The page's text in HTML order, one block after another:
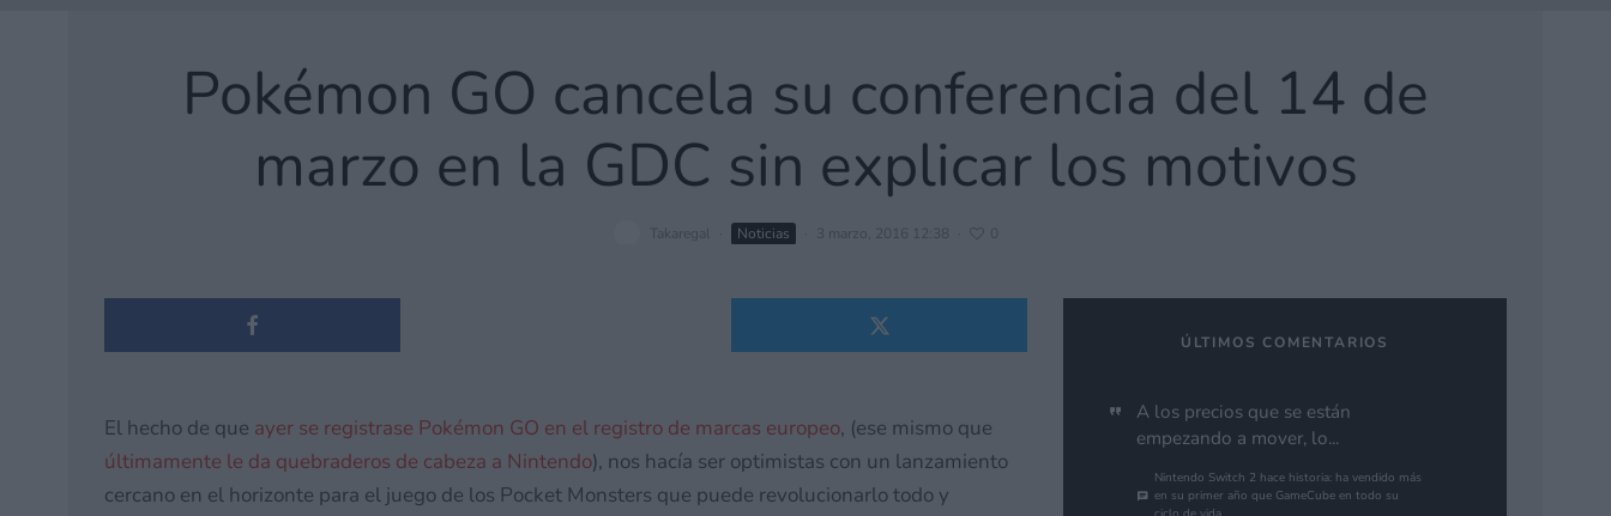
Pokémon GO cancela su conferencia del 14 de
marzo en la GDC sin explicar los motivos
Takaregal Noticias 3 marzo, 2016 12:38 0
El hecho de que ayer se registrase Pokémon GO en el registro de marcas europeo, (ese mismo que
últimamente le da quebraderos de cabeza a Nintendo), nos hacía ser optimistas con un lanzamiento
cercano en el horizonte para el juego de los Pocket Monsters que puede revolucionarlo todo y
ÚLTIMOS COMENTARIOS
A los precios que se están
empezando a mover, lo...
Nintendo Switch 2 hace historia: ha vendido más
en su primer año que GameCube en todo su